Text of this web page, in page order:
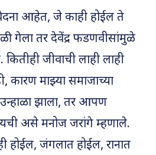
वेदना आहेत, जे काही होईल ते
गेला तर देवेंद्र फडणवीसांमुळे
जीवाची लाही लाही
कारण माझ्या समाजाच्या
झाला, तर आपण
असे मनोज जरांगे म्हणाले.
जंगलात होईल, रानात